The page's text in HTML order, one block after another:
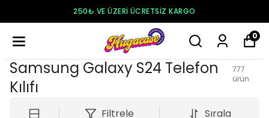
250₺ VE ÜZERI ÜCRETSIZ KARGO
0
Samsung Galaxy S24 Telefon
Kılıfı
777
ürün
Filtrele Sırala